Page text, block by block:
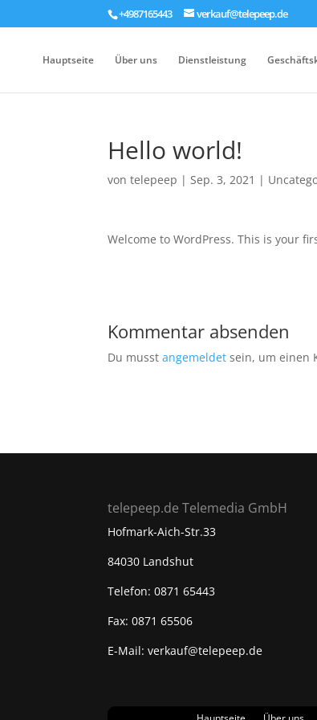
+4987165443 verkauf@telepeep.de
Hauptseite Über uns Dienstleistung
Hello world!
vontelepeep |Sep. 3, 2021 |
Welcome to WordPress. This is your
Kommentar absenden
Du musstangemeldet sein, um einen
telepeep.de Telemedia GmbH
Hofmark-Aich-Str.33
84030 Landshut
Telefon: 0871 65443
Fax: 0871 65506
E-Mail: verkauf@telepeep.de